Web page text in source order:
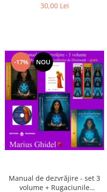
30,00 Lei
-17% NOU
Manual de dezvrăjire - set 3
volume + Rugaciunile